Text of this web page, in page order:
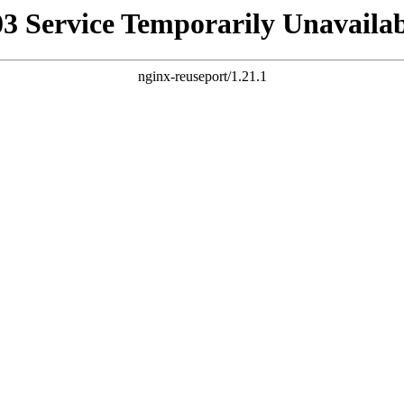
Service Temporarily
nginx-reuseport/1.21.1